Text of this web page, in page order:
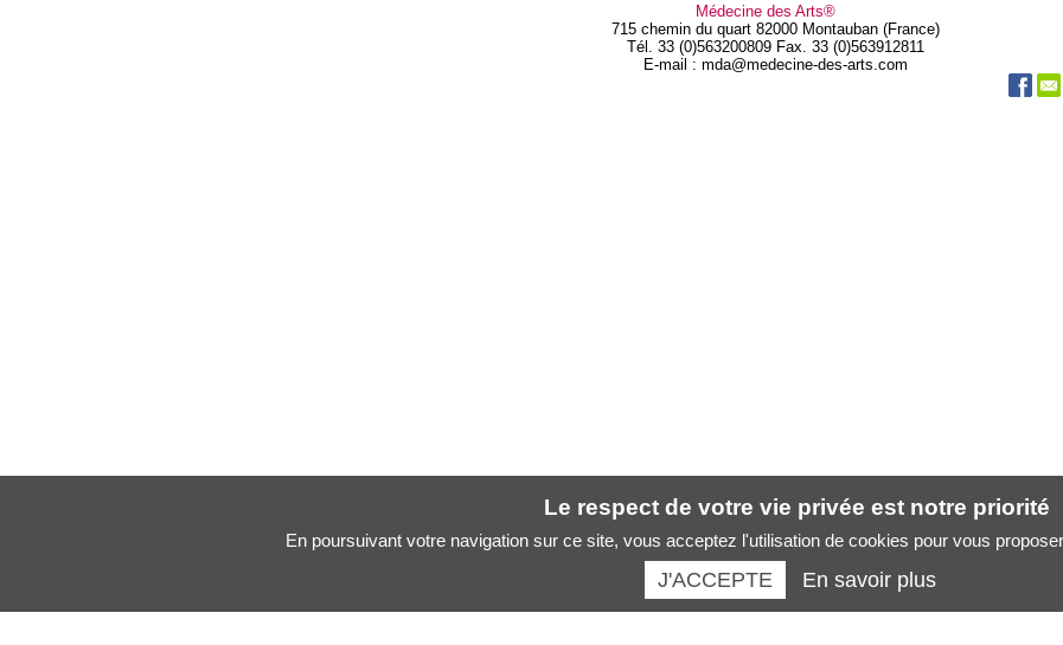
Médecine des Arts®
715 chemin du quart 82000 Montauban (France)
Tél. 33 (0)563200809 Fax. 33 (0)563912811
E-mail : mda@medecine-des-arts.com
Le respect de votre vie privée est notre priorité
En poursuivant votre navigation sur ce site, vous acceptez l'utilisation de cookies pour vous
J'ACCEPTE En savoir plus